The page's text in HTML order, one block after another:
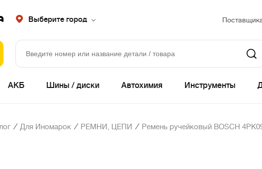
Выберите город
АКБ Шины / диски Автохимия Инструменты
/ Для Иномарок / РЕМНИ, ЦЕПИ / Ремень ручейковый BOSCH